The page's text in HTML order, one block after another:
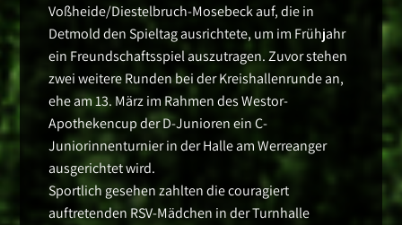
Voßheide/Diestelbruch-Mosebeck auf, die in
Detmold den Spieltag ausrichtete, um im Frühjahr
ein Freundschaftsspiel auszutragen. Zuvor stehen
zwei weitere Runden bei der Kreishallenrunde an,
ehe am 13. März im Rahmen des Westor-
Apothekencup der D-Junioren ein C-
Juniorinnenturnier in der Halle am Werreanger
ausgerichtet wird.
Sportlich gesehen zahlten die couragiert
auftretenden RSV-Mädchen in der Turnhalle